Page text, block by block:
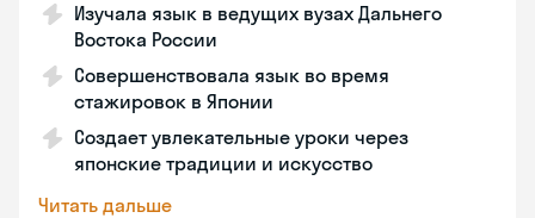
Изучала язык в ведущих вузах Дальнего
Востока России
Совершенствовала язык во время
стажировок в Японии
Создает увлекательные уроки через
японские традиции и искусство
Читать дальше